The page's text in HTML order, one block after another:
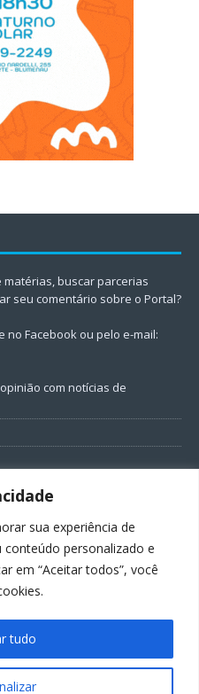
sua experiência de
conteúdo personalizado e
em “Aceitar todos”, você
tudo
buscar parcerias
seu comentário sobre o Portal?
no Facebook ou pelo e-mail:
com notícias de